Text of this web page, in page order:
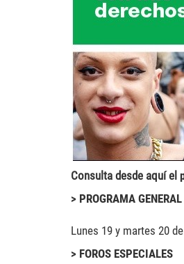
Consulta desde aquí el
> PROGRAMA
Lunes 19 y martes 20
> FOROS ESPECIALES